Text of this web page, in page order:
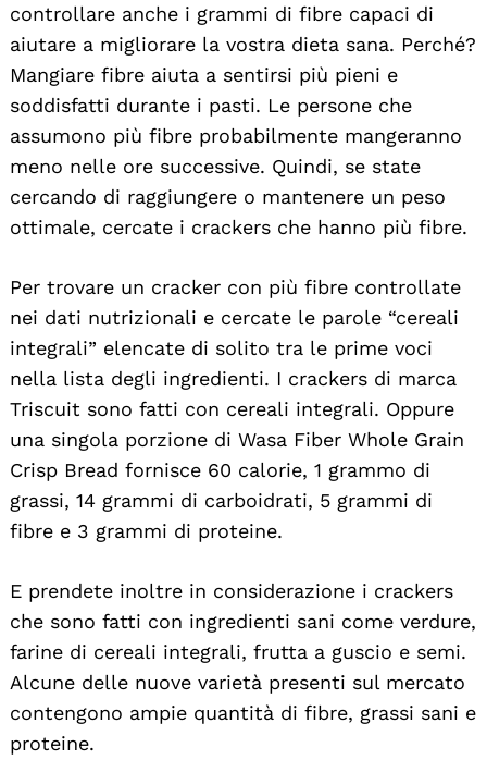
controllare anche i grammi di fibre capaci di
aiutare a migliorare la vostra dieta sana. Perché?
Mangiare fibre aiuta a sentirsi più pieni e
soddisfatti durante i pasti. Le persone che
assumono più fibre probabilmente mangeranno
meno nelle ore successive. Quindi, se state
cercando di raggiungere o mantenere un peso
ottimale, cercate i crackers che hanno più fibre.
Per trovare un cracker con più fibre controllate
nei dati nutrizionali e cercate le parole “cereali
integrali” elencate di solito tra le prime voci
nella lista degli ingredienti. I crackers di marca
Triscuit sono fatti con cereali integrali. Oppure
una singola porzione di Wasa Fiber Whole Grain
Crisp Bread fornisce 60 calorie, 1 grammo di
grassi, 14 grammi di carboidrati, 5 grammi di
fibre e 3 grammi di proteine.
E prendete inoltre in considerazione i crackers
che sono fatti con ingredienti sani come verdure,
farine di cereali integrali, frutta a guscio e semi.
Alcune delle nuove varietà presenti sul mercato
contengono ampie quantità di fibre, grassi sani e
proteine.